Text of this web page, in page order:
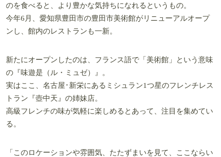
のを食べると、より豊かな気持ちになれるというもの。
今年6月、愛知県豊田市の豊田市美術館がリニューアルオープ
ンし、館内のレストランも一新。
新たにオープンしたのは、フランス語で「美術館」という意味
の『味遊是（ル・ミュゼ）』。
実はここ、名古屋･新栄にあるミシュラン1つ星のフレンチレス
トラン『壺中天』の姉妹店。
高級フレンチの味が気軽に楽しめるとあって、注目を集めてい
る。
「このロケーションや雰囲気、たたずまいを見て、ここならい